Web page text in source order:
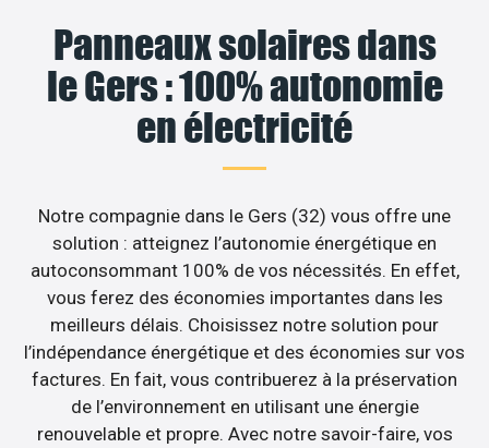
Panneaux solaires dans
le Gers : 100% autonomie
en électricité
Notre compagnie dans le Gers (32) vous offre une
solution : atteignez l’autonomie énergétique en
autoconsommant 100% de vos nécessités. En effet,
vous ferez des économies importantes dans les
meilleurs délais. Choisissez notre solution pour
l’indépendance énergétique et des économies sur vos
factures. En fait, vous contribuerez à la préservation
de l’environnement en utilisant une énergie
renouvelable et propre. Avec notre savoir-faire, vos